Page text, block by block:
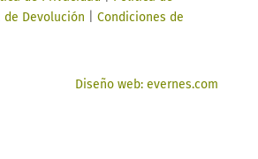
de Devolución
Condiciones de
Diseño web: evernes.com